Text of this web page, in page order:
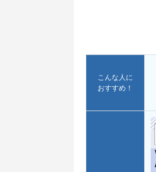
こんな人に
おすすめ！